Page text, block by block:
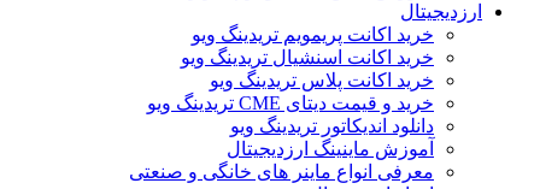
ارزدیجیتال
خرید اکانت پریمویم تریدینگ ویو
خرید اکانت اسنشیال تریدینگ ویو
خرید اکانت پلاس تریدینگ ویو
خرید و قیمت دیتای CME تریدینگ ویو
دانلود اندیکاتور تریدینگ ویو
آموزش ماینینگ ارزدیجیتال
معرفی انواع ماینر های خانگی و صنعتی